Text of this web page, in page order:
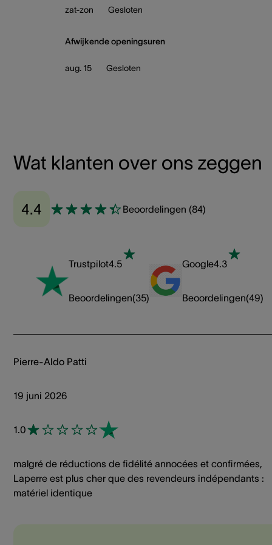
zat-zon Gesloten
Afwijkende openingsuren
aug. 15 Gesloten
Wat klanten over ons zeggen
4.4 Beoordelingen (84)
Trustpilot4.5
Beoordelingen(35)
Google4.3
Beoordelingen(49)
Pierre-Aldo Patti
19 juni 2026
1.0
malgré de réductions de fidélité annocées et confirmées,
Laperre est plus cher que des revendeurs indépendants :
matériel identique